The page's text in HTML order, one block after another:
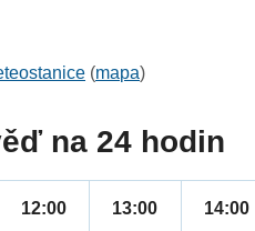
(mapa)
na 24 hodin
12:00 13:00 14:00